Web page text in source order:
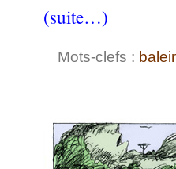
(suite…)
Mots-clefs :